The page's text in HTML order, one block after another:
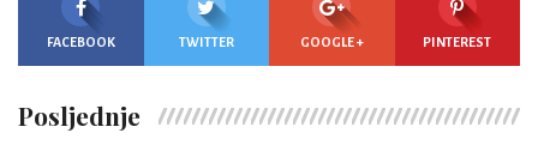
FACEBOOK TWITTER GOOGLE + PINTEREST
Posljednje